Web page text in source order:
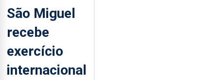
São Miguel
recebe
exercício
internacional